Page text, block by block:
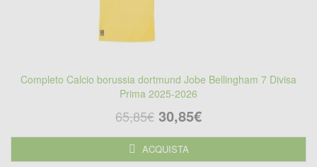
Completo Calcio borussia dortmund Jobe Bellingham 7 Divisa
Prima 2025-2026
65,85€ 30,85€
ACQUISTA